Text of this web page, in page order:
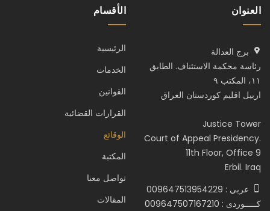
العنوان
برج العدالة
رئاسة محكمة الاستئناف. الطابق
١١، المكتب ٩
اربيل اقليم كوردستان العراق
Justice Tower
Court of Appeal Presidency.
11th Floor, Office 9
Erbil. Iraq
عربي : 009647513954229
كـــــوردى : 009647507167210
الأقسام
الرئيسية
الخدمات
القوانين
القرارات القضائية
الوقائع
المكتبة
تواصل معنا
المقالات